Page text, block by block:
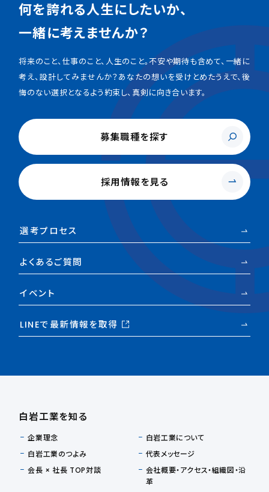
何を誇れる人生にしたいか、
一緒に考えませんか？
将来のこと、仕事のこと、人生のこと。不安や期待も含めて、一緒に
考え、設計してみませんか？あなたの想いを受けとめたうえで、後
悔のない選択となるよう約束し、真剣に向き合います。
募集職種を探す
採用情報を見る
選考プロセス
よくあるご質問
イベント
LINEで最新情報を取得
白岩工業を知る
企業理念
白岩工業について
白岩工業のつよみ
代表メッセージ
会長 × 社長 TOP対談
会社概要・アクセス・組織図・沿
革